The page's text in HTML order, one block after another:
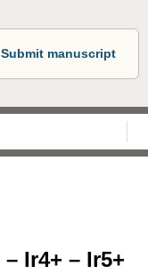
Submit manuscript
Ir4+ – Ir5+